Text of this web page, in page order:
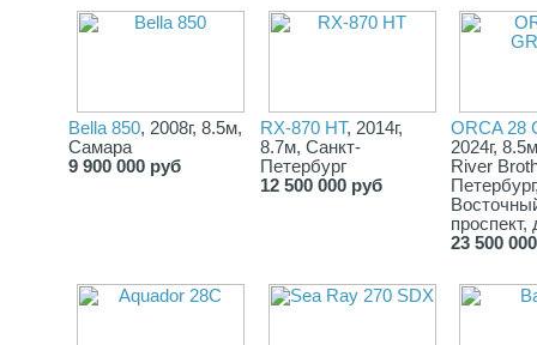
Bella 850, 2008г, 8.5м,
Самара
9 900 000 руб
RX-870 HT, 2014г,
8.7м, Санкт-
Петербург
12 500 000 руб
ORCA 28
2024г,
River
проспект,
23 500